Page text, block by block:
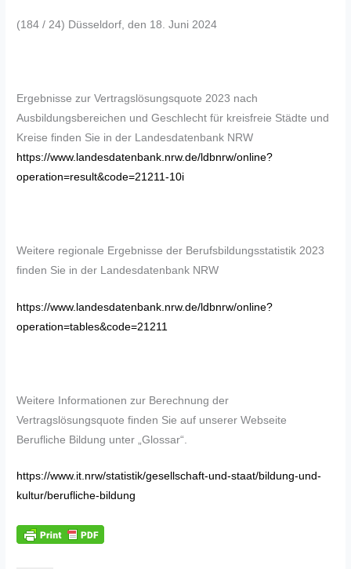
(184 / 24) Düsseldorf, den 18. Juni 2024
Ergebnisse zur Vertragslösungsquote 2023 nach
Ausbildungsbereichen und Geschlecht für kreisfreie Städte und
Kreise finden Sie in der Landesdatenbank NRW
https://www.landesdatenbank.nrw.de/ldbnrw/online?
operation=result&code=21211-10i
Weitere regionale Ergebnisse der Berufsbildungsstatistik 2023
finden Sie in der Landesdatenbank NRW
https://www.landesdatenbank.nrw.de/ldbnrw/online?
operation=tables&code=21211
Weitere Informationen zur Berechnung der
Vertragslösungsquote finden Sie auf unserer Webseite
Berufliche Bildung unter „Glossar“.
https://www.it.nrw/statistik/gesellschaft-und-staat/bildung-und-
kultur/berufliche-bildung